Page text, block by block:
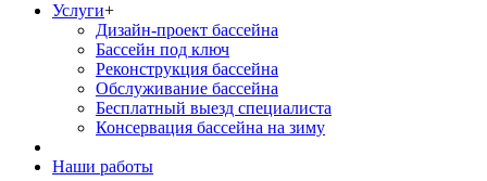
Услуги+
Дизайн-проект бассейна
Бассейн под ключ
Реконструкция бассейна
Обслуживание бассейна
Бесплатный выезд специалиста
Консервация бассейна на зиму
Наши работы